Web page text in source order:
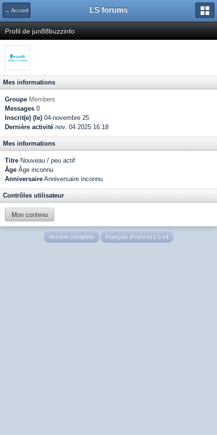
← Accueil LS forums
Profil de jun88buzzinfo
Mes informations
Groupe Members
Messages 0
Inscrit(e) (le) 04-novembre 25
Dernière activité nov. 04 2025 16:18
Mes informations
Titre Nouveau / peu actif
Âge Âge inconnu
Anniversaire Anniversaire inconnu
Contrôles utilisateur
Mon contenu
Version complète Français (France) LS v4